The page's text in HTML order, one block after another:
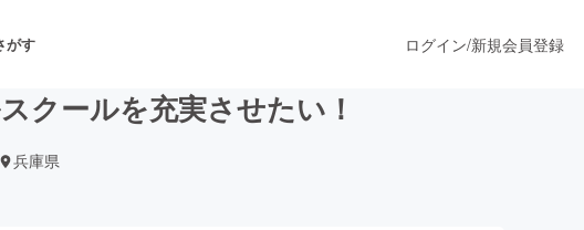
がす ログイン/新規会員登録
クールを充実させたい！
兵庫県